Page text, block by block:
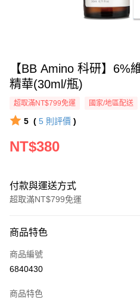
【BB Amino 科研】6%
精華(30ml/瓶)
超取滿NT$799免運 國家/地區配送
5 ( 5 則評價 )
NT$380
付款與運送方式
超取滿NT$799免運
信用卡一次付款
超商取貨付款
商品特色
商品編號
6840430
商品特色